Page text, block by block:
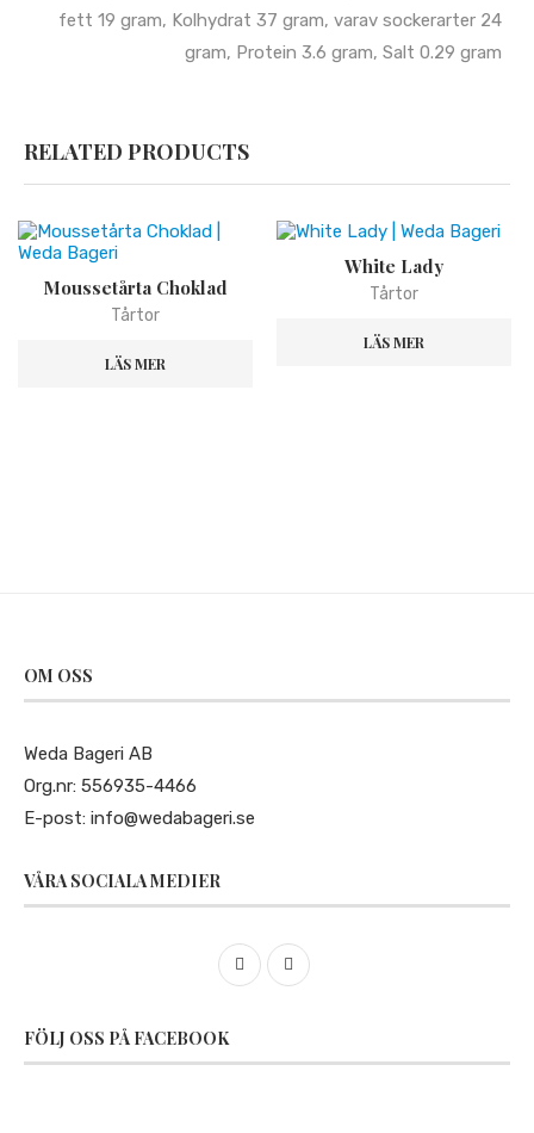
fett 19 gram, Kolhydrat 37 gram, varav sockerarter 24
gram, Protein 3.6 gram, Salt 0.29 gram
RELATED PRODUCTS
Moussetårta Choklad
Tårtor
LÄS MER
White Lady
Tårtor
LÄS MER
OM OSS
Weda Bageri AB
Org.nr: 556935-4466
E-post: info@wedabageri.se
VÅRA SOCIALA MEDIER
FÖLJ OSS PÅ FACEBOOK